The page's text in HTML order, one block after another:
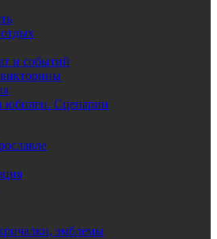
и событий
юбилеи. Сценарии
эмблемы